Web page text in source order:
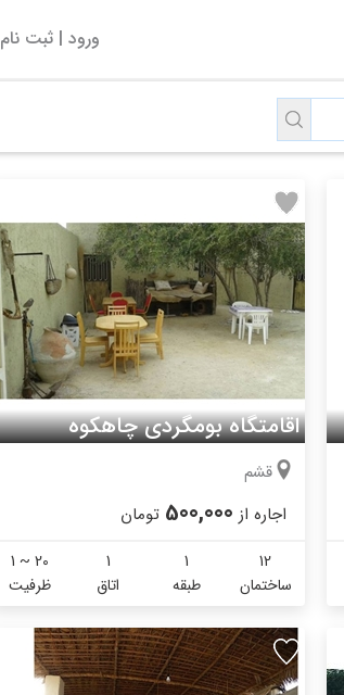
ورود | ثبت نام
اقامتگاه بومگردی چاهکوه
قشم
اجاره از 500,000 تومان
12
ساختمان
1
طبقه
1
اتاق
1 ~ 20
ظرفیت